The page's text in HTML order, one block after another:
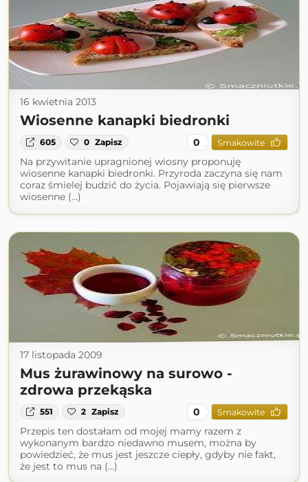
16 kwietnia 2013
Wiosenne kanapki biedronki
605 0 Zapisz 0 Smakowite
Na przywitanie upragnionej wiosny proponuję
wiosenne kanapki biedronki. Przyroda zaczyna się nam
coraz śmielej budzić do życia. Pojawiają się pierwsze
wiosenne (...)
17 listopada 2009
Mus żurawinowy na surowo -
zdrowa przekąska
551 2 Zapisz 0 Smakowite
Przepis ten dostałam od mojej mamy razem z
wykonanym bardzo niedawno musem, można by
powiedzieć, że mus jest jeszcze ciepły, gdyby nie fakt,
że jest to mus na (...)